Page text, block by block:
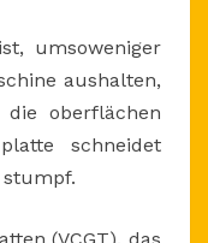
umsoweniger
aushalten,
oberflächen
schneidet